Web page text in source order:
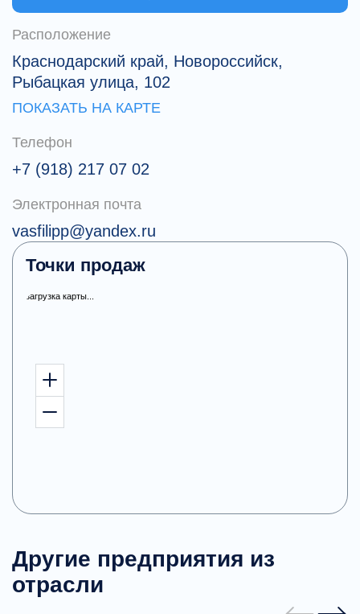
Расположение
Краснодарский край, Новороссийск,
Рыбацкая улица, 102
ПОКАЗАТЬ НА КАРТЕ
Телефон
+7 (918) 217 07 02
Электронная почта
vasfilipp@yandex.ru
Точки продаж
загрузка карты...
Другие предприятия из
отрасли